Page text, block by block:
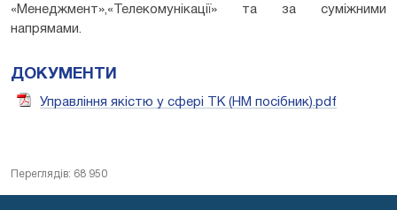
«Менеджмент»,«Телекомунікації» та за суміжними
напрямами.
ДОКУМЕНТИ
Управління якістю у сфері ТК (НМ посібник).pdf
Переглядів: 68 950